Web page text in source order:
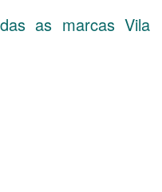
as marcas Vila